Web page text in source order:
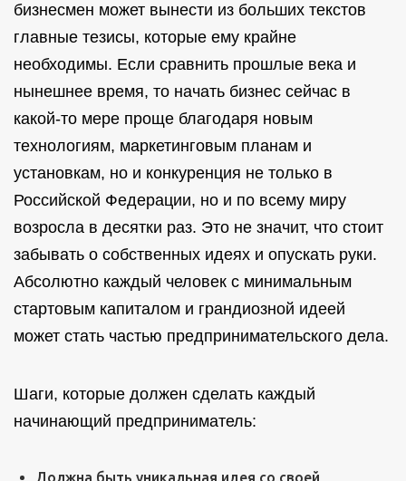
бизнесмен может вынести из больших текстов
главные тезисы, которые ему крайне
необходимы. Если сравнить прошлые века и
нынешнее время, то начать бизнес сейчас в
какой-то мере проще благодаря новым
технологиям, маркетинговым планам и
установкам, но и конкуренция не только в
Российской Федерации, но и по всему миру
возросла в десятки раз. Это не значит, что стоит
забывать о собственных идеях и опускать руки.
Абсолютно каждый человек с минимальным
стартовым капиталом и грандиозной идеей
может стать частью предпринимательского дела.
Шаги, которые должен сделать каждый
начинающий предприниматель:
Должна быть уникальная идея со своей